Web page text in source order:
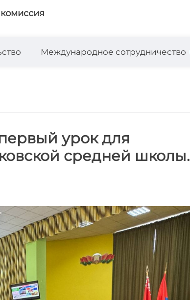
Международное сотрудничество
урок для
средней школы.